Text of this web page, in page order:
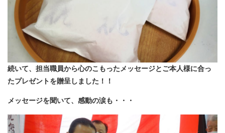
続いて、担当職員から心のこもったメッセージとご本人様に合っ
たプレゼントを贈呈しました！！
メッセージを聞いて、感動の涙も・・・